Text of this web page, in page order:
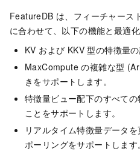
FeatureDB は、フィーチャース
に合わせて、以下の機能と最適
KV および KKV 型の特徴量
MaxCompute の複雑な型
きをサポートします。
特徴量ビュー配下のすべて
ことをサポートします。
リアルタイム特徴量データ
ポーリングをサポートします。